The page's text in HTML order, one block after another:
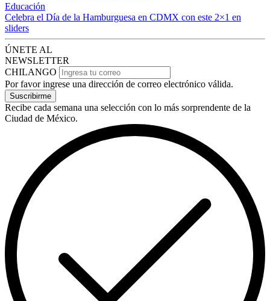
Educación
Celebra el Día de la Hamburguesa en CDMX con este 2×1 en
sliders
ÚNETE AL
NEWSLETTER
CHILANGO
Por favor ingrese una dirección de correo electrónico válida.
Suscribirme
Recibe cada semana una selección con lo más sorprendente de la
Ciudad de México.